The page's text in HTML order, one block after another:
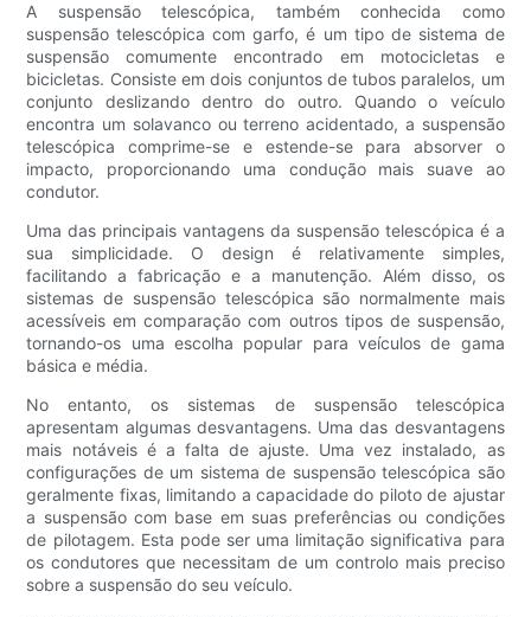
A suspensão telescópica, também conhecida como
suspensão telescópica com garfo, é um tipo de sistema de
suspensão comumente encontrado em motocicletas e
bicicletas. Consiste em dois conjuntos de tubos paralelos, um
conjunto deslizando dentro do outro. Quando o veículo
encontra um solavanco ou terreno acidentado, a suspensão
telescópica comprime-se e estende-se para absorver o
impacto, proporcionando uma condução mais suave ao
condutor.
Uma das principais vantagens da suspensão telescópica é a
sua simplicidade. O design é relativamente simples,
facilitando a fabricação e a manutenção. Além disso, os
sistemas de suspensão telescópica são normalmente mais
acessíveis em comparação com outros tipos de suspensão,
tornando-os uma escolha popular para veículos de gama
básica e média.
No entanto, os sistemas de suspensão telescópica
apresentam algumas desvantagens. Uma das desvantagens
mais notáveis ​​é a falta de ajuste. Uma vez instalado, as
configurações de um sistema de suspensão telescópica são
geralmente fixas, limitando a capacidade do piloto de ajustar
a suspensão com base em suas preferências ou condições
de pilotagem. Esta pode ser uma limitação significativa para
os condutores que necessitam de um controlo mais preciso
sobre a suspensão do seu veículo.